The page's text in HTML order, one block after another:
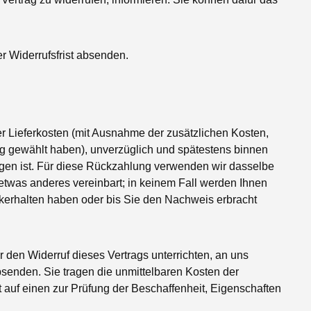
Widerrufsfrist absenden.
(mit Ausnahme der zusätzlichen Kosten,
gewählt haben), unverzüglich und spätestens binnen
ist. Für diese Rückzahlung verwenden wir dasselbe
anderes vereinbart; in keinem Fall werden Ihnen
haben oder bis Sie den Nachweis erbracht
Widerruf dieses Vertrags unterrichten, an uns
Sie tragen die unmittelbaren Kosten der
einen zur Prüfung der Beschaffenheit, Eigenschaften